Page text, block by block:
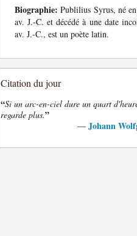
Biographie: Publilius Syrus, né
av. J.-C. et décédé à une date
av. J.-C., est un poète latin.
Citation du jour
“Si un arc-en-ciel dure un quart
regarde plus.”
— Johann